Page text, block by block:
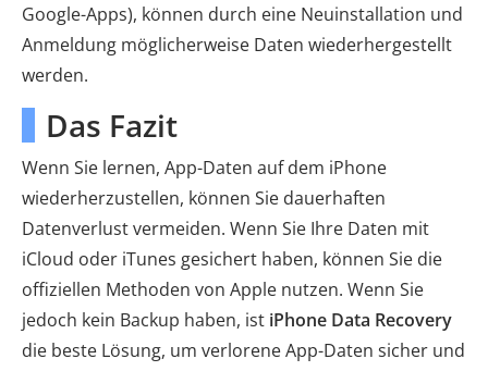
Google-Apps), können durch eine Neuinstallation und
Anmeldung möglicherweise Daten wiederhergestellt
werden.
Das Fazit
Wenn Sie lernen, App-Daten auf dem iPhone
wiederherzustellen, können Sie dauerhaften
Datenverlust vermeiden. Wenn Sie Ihre Daten mit
iCloud oder iTunes gesichert haben, können Sie die
offiziellen Methoden von Apple nutzen. Wenn Sie
jedoch kein Backup haben, ist iPhone Data Recovery
die beste Lösung, um verlorene App-Daten sicher und